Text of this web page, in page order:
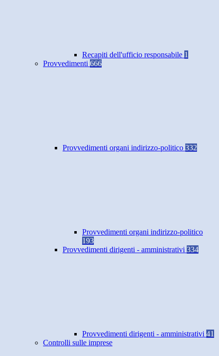
Recapiti dell'ufficio responsabile 1
Provvedimenti 666
Provvedimenti organi indirizzo-politico 332
Provvedimenti organi indirizzo-politico
193
Provvedimenti dirigenti - amministrativi 334
Provvedimenti dirigenti - amministrativi 41
Controlli sulle imprese